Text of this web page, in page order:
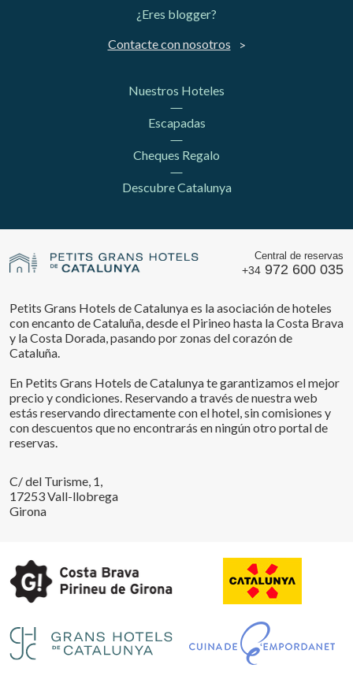
¿Eres blogger?
Contacte con nosotros
Nuestros Hoteles
Escapadas
Cheques Regalo
Descubre Catalunya
Central de reservas
+34 972 600 035
Petits Grans Hotels de Catalunya es la asociación de hoteles
con encanto de Cataluña, desde el Pirineo hasta la Costa Brava
y la Costa Dorada, pasando por zonas del corazón de
Cataluña.
En Petits Grans Hotels de Catalunya te garantizamos el mejor
precio y condiciones. Reservando a través de nuestra web
estás reservando directamente con el hotel, sin comisiones y
con descuentos que no encontrarás en ningún otro portal de
reservas.
C/ del Turisme, 1,
17253 Vall-llobrega
Girona
Guardar configuración Aceptar todas